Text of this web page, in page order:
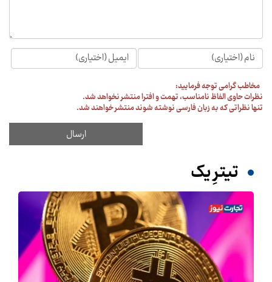
مخاطب گرامی توجه فرمایید:
نظرات حاوی الفاظ نامناسب، تهمت و افترا منتشر نخواهد شد.
تنها نظراتی که به زبان فارسی نوشته شوند منتشر خواهند شد.
تیترِ یک